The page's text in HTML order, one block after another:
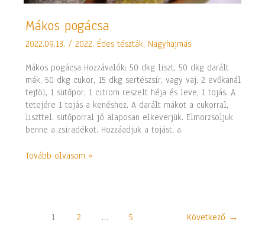
Mákos pogácsa
2022.09.13./2022, Édes tészták, Nagyhajmás
Mákos pogácsa Hozzávalók: 50 dkg liszt, 50 dkg darált
mák, 50 dkg cukor, 15 dkg sertészsír, vagy vaj, 2 evőkanál
tejföl, 1 sütőpor, 1 citrom reszelt héja és leve, 1 tojás. A
tetejére 1 tojás a kenéshez. A darált mákot a cukorral,
liszttel, sütőporral jó alaposan elkeverjük. Elmorzsoljuk
benne a zsiradékot. Hozzáadjuk a tojást, a
Mákos
pogácsa
Tovább olvasom »
1 2 … 5 Következő →